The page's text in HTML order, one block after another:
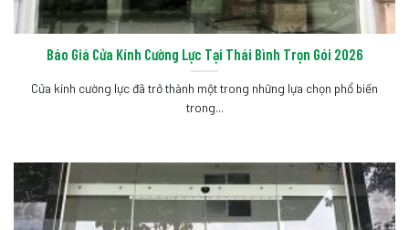
Báo Giá Cửa Kính Cường Lực Tại Thái Bình Trọn Gói 2026
Cửa kính cường lực đã trở thành một trong những lựa chọn phổ biến
trong...